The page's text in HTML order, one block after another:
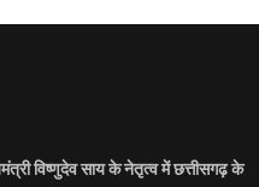
विष्णुदेव साय के नेतृत्व में छत्तीसगढ़ के